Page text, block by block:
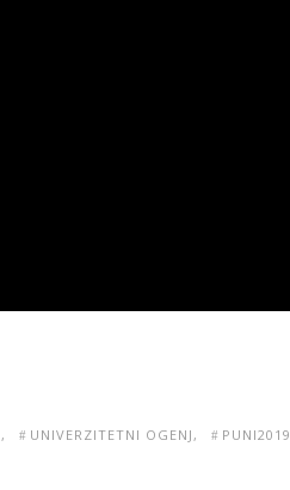
UNIVERZITETNI OGENJ PUNI2019